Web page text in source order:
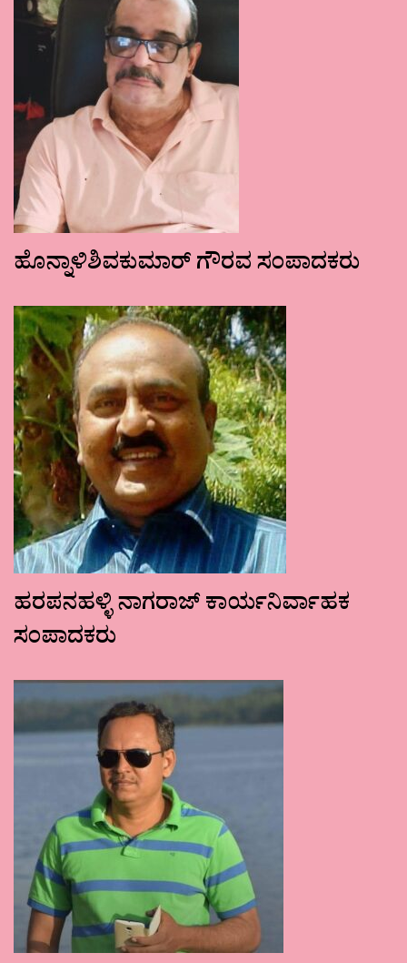
ಹೊನ್ನಾಳಿಶಿವಕುಮಾರ್ ಗೌರವ ಸಂಪಾದಕರು
ಹರಪನಹಳ್ಳಿ ನಾಗರಾಜ್ ಕಾರ್ಯನಿರ್ವಾಹಕ
ಸಂಪಾದಕರು